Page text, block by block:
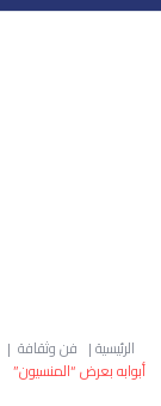
الرئيسية| فن وثقافة |
أبوابه بعرض “المنسيون”